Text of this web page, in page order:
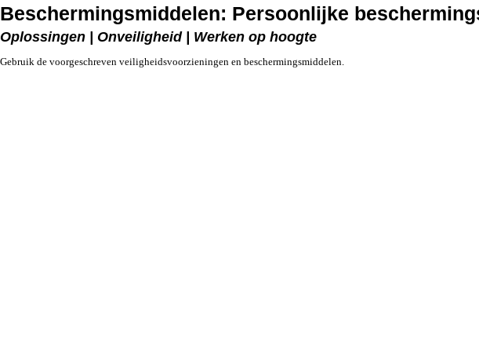
Beschermingsmiddelen: Persoonlijke
Oplossingen | Onveiligheid | Werken op hoogte
Gebruik de voorgeschreven veiligheidsvoorzieningen en beschermingsmiddelen.